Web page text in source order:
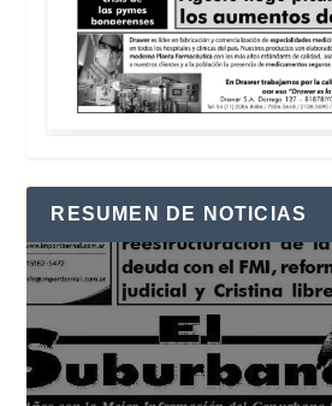
RESUMEN DE NOTICIAS
Reproductor
de
vídeo